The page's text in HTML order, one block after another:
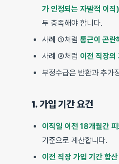
가 인정되는 자발적 이
두 충족해야 합니다.
사례 ①처럼 통근이 곤란
사례 ②처럼 이전 직장의
부정수급은 반환과 추가
1. 가입 기간 요건
이직일 이전 18개월간
기준으로 계산합니다.
이전 직장 가입 기간 합산